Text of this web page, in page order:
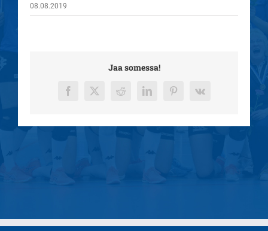
08.08.2019
Jaa somessa!
Facebook
X RedditLinkedInPinterest
Vk